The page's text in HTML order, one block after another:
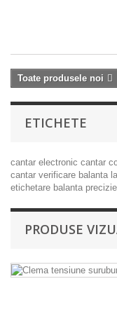
Toate produsele noi
ETICHETE
cantar electronic cantar
cantar verificare balanta
etichetare balanta precizie
PRODUSE